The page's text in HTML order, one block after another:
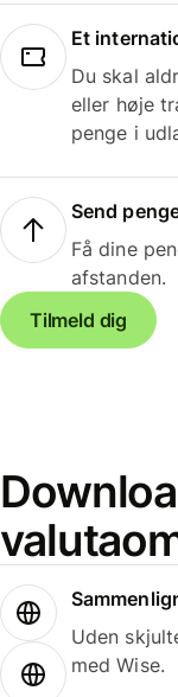
Et
Du skal
eller høje
penge i
Send
Få dine
afstanden.
Tilmeld dig
Uden
med Wise.